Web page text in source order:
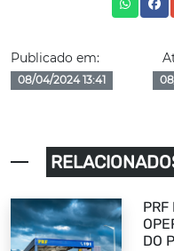
Publicado em:
08/04/2024 13:41
PRF
DO